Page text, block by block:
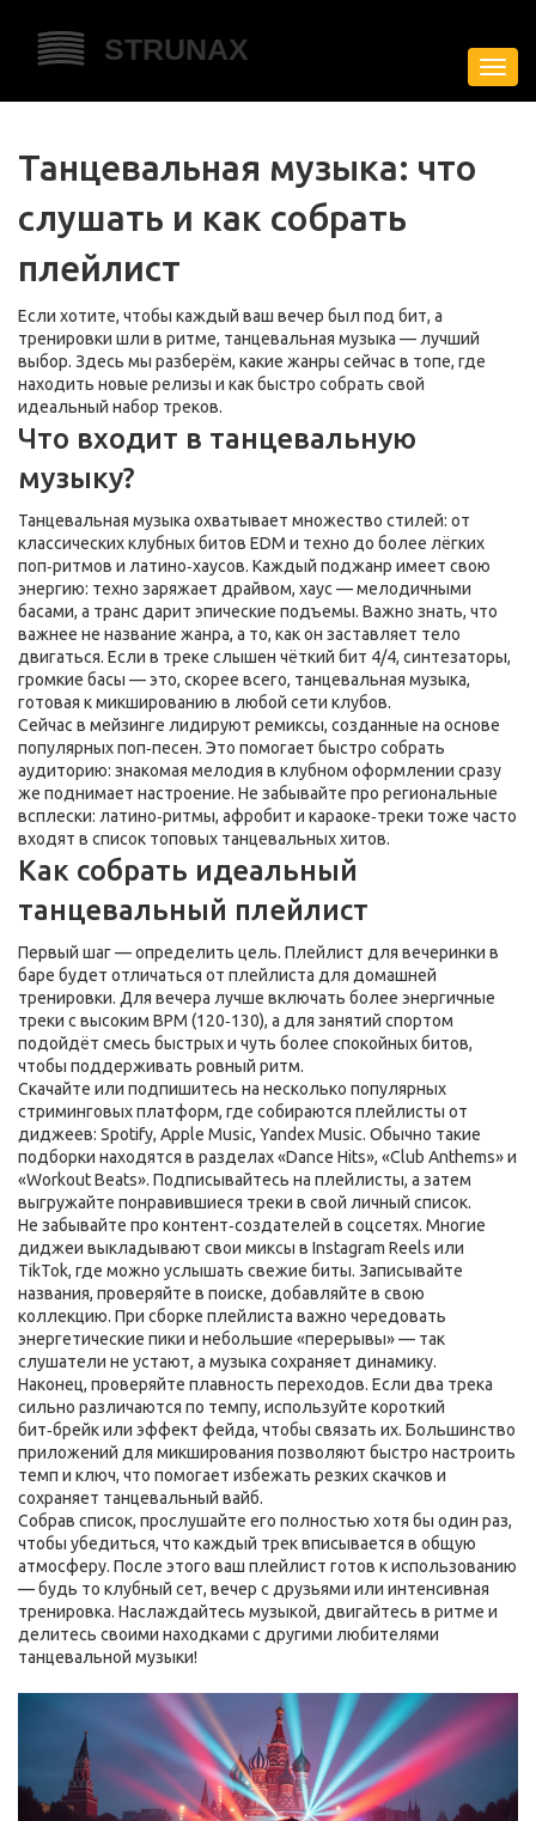
Танцевальная музыка: что
слушать и как собрать
плейлист
Если хотите, чтобы каждый ваш вечер был под бит, а
тренировки шли в ритме, танцевальная музыка — лучший
выбор. Здесь мы разберём, какие жанры сейчас в топе, где
находить новые релизы и как быстро собрать свой
идеальный набор треков.
Что входит в танцевальную
музыку?
Танцевальная музыка охватывает множество стилей: от
классических клубных битов EDM и техно до более лёгких
поп‑ритмов и латино‑хаусов. Каждый поджанр имеет свою
энергию: техно заряжает драйвом, хаус — мелодичными
басами, а транс дарит эпические подъемы. Важно знать, что
важнее не название жанра, а то, как он заставляет тело
двигаться. Если в треке слышен чёткий бит 4/4, синтезаторы,
громкие басы — это, скорее всего, танцевальная музыка,
готовая к микшированию в любой сети клубов.
Сейчас в мейзинге лидируют ремиксы, созданные на основе
популярных поп‑песен. Это помогает быстро собрать
аудиторию: знакомая мелодия в клубном оформлении сразу
же поднимает настроение. Не забывайте про региональные
всплески: латино‑ритмы, афробит и караоке‑треки тоже часто
входят в список топовых танцевальных хитов.
Как собрать идеальный
танцевальный плейлист
Первый шаг — определить цель. Плейлист для вечеринки в
баре будет отличаться от плейлиста для домашней
тренировки. Для вечера лучше включать более энергичные
треки с высоким BPM (120‑130), а для занятий спортом
подойдёт смесь быстрых и чуть более спокойных битов,
чтобы поддерживать ровный ритм.
Скачайте или подпишитесь на несколько популярных
стриминговых платформ, где собираются плейлисты от
диджеев: Spotify, Apple Music, Yandex Music. Обычно такие
подборки находятся в разделах «Dance Hits», «Club Anthems» и
«Workout Beats». Подписывайтесь на плейлисты, а затем
выгружайте понравившиеся треки в свой личный список.
Не забывайте про контент‑создателей в соцсетях. Многие
диджеи выкладывают свои миксы в Instagram Reels или
TikTok, где можно услышать свежие биты. Записывайте
названия, проверяйте в поиске, добавляйте в свою
коллекцию. При сборке плейлиста важно чередовать
энергетические пики и небольшие «перерывы» — так
слушатели не устают, а музыка сохраняет динамику.
Наконец, проверяйте плавность переходов. Если два трека
сильно различаются по темпу, используйте короткий
бит‑брейк или эффект фейда, чтобы связать их. Большинство
приложений для микширования позволяют быстро настроить
темп и ключ, что помогает избежать резких скачков и
сохраняет танцевальный вайб.
Собрав список, прослушайте его полностью хотя бы один раз,
чтобы убедиться, что каждый трек вписывается в общую
атмосферу. После этого ваш плейлист готов к использованию
— будь то клубный сет, вечер с друзьями или интенсивная
тренировка. Наслаждайтесь музыкой, двигайтесь в ритме и
делитесь своими находками с другими любителями
танцевальной музыки!